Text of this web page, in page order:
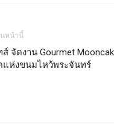
หน้านี้
จัดงาน Gourmet
แห่งขนมไหว้พระจันทร์